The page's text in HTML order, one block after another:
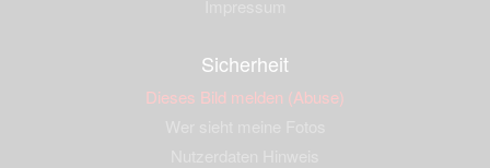
Sicherheit
Dieses Bild melden (Abuse)